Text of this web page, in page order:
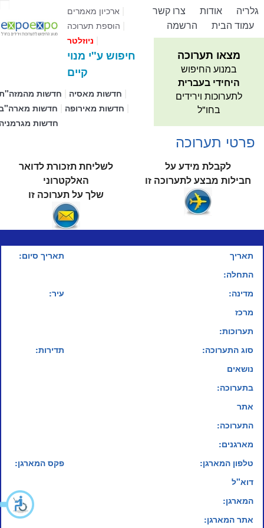
ארכיון מאמרים|
הוספת תערוכה
ניוזלטר
חיפוש ע"י מנוי
קיים
חדשות חדשות מאסיה
חדשות חדשות מאירופה
חדשות
צרו קשר אודות
גלריה
הרשמה
עמוד הבית
מצאו תערוכה
במנוע החיפוש
היחידי בעברית
לתערוכות וירידים
בחו"ל
פרטי תערוכה
לשליחת תזכורת לדואר
האלקטרוני
שלך על תערוכה זו
לקבלת מידע על
חבילות מבצע לתערוכה זו
תאריך סיום:
תאריך
התחלה:
עיר:
מדינה:
מרכז
תערוכות:
תדירות:
סוג התערוכה:
נושאים
בתערוכה:
אתר
התערוכה:
מארגנים:
פקס המארגן:
טלפון המארגן:
דוא"ל
המארגן:
אתר המארגן: